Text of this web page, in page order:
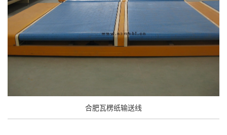
合肥瓦楞纸输送线